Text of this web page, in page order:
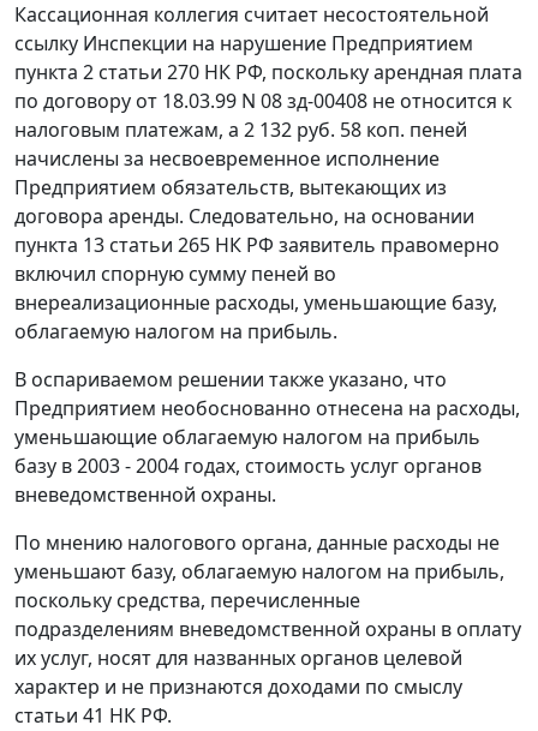
Кассационная коллегия считает несостоятельной
ссылку Инспекции на нарушение Предприятием
пункта 2 статьи 270 НК РФ, поскольку арендная плата
по договору от 18.03.99 N 08 зд-00408 не относится к
налоговым платежам, а 2 132 руб. 58 коп. пеней
начислены за несвоевременное исполнение
Предприятием обязательств, вытекающих из
договора аренды. Следовательно, на основании
пункта 13 статьи 265 НК РФ заявитель правомерно
включил спорную сумму пеней во
внереализационные расходы, уменьшающие базу,
облагаемую налогом на прибыль.
В оспариваемом решении также указано, что
Предприятием необоснованно отнесена на расходы,
уменьшающие облагаемую налогом на прибыль
базу в 2003 - 2004 годах, стоимость услуг органов
вневедомственной охраны.
По мнению налогового органа, данные расходы не
уменьшают базу, облагаемую налогом на прибыль,
поскольку средства, перечисленные
подразделениям вневедомственной охраны в оплату
их услуг, носят для названных органов целевой
характер и не признаются доходами по смыслу
статьи 41 НК РФ.